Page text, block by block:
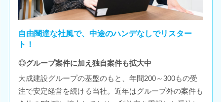
自由闊達な社風で、中途のハンデなしでリスター
ト！
◎グループ案件に加え独自案件も拡大中
大成建設グループの基盤のもと、年間200～300もの受
注で安定経営を続ける当社。近年はグループ外の案件も